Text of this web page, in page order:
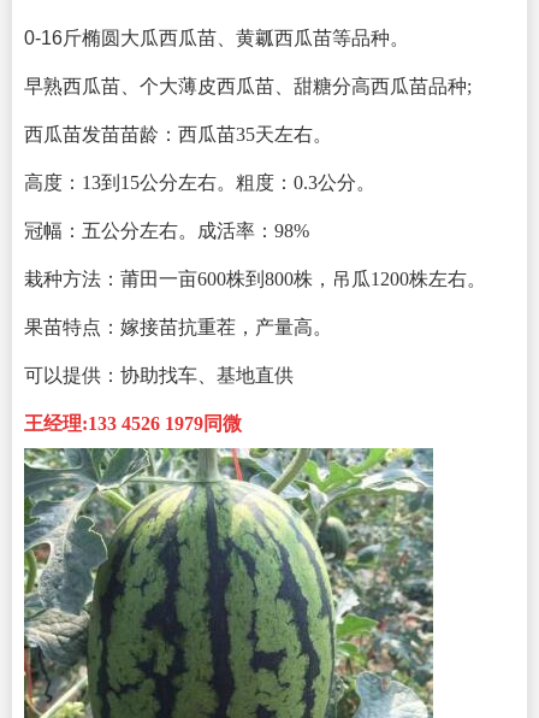
0-16斤椭圆大瓜西瓜苗、黄瓤西瓜苗等品种。
早熟西瓜苗、个大薄皮西瓜苗、甜糖分高西瓜苗品种;
西瓜苗发苗苗龄：西瓜苗35天左右。
高度：13到15公分左右。 粗度：0.3公分。
冠幅：五公分左右。 成活率：98%
栽种方法：莆田一亩600株到800株，吊瓜1200株左右。
果苗特点：嫁接苗抗重茬，产量高。
可以提供：协助找车、基地直供
王经理:133 4526 1979同微